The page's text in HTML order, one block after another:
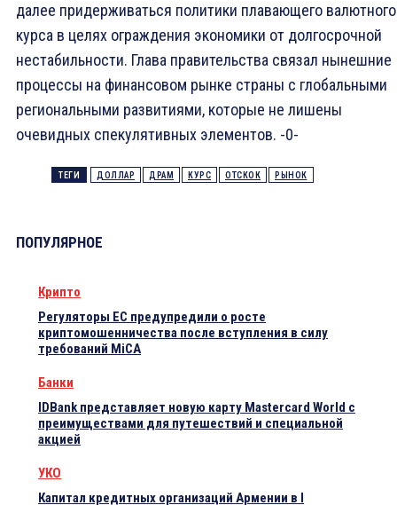
далее придерживаться политики плавающего валютного
курса в целях ограждения экономики от долгосрочной
нестабильности. Глава правительства связал нынешние
процессы на финансовом рынке страны с глобальными
региональными развитиями, которые не лишены
очевидных спекулятивных элементов. -0-
ТЕГИ ДОЛЛАР ДРАМ КУРС ОТСКОК РЫНОК
ПОПУЛЯРНОЕ
Крипто
Регуляторы ЕС предупредили о росте
криптомошенничества после вступления в силу
требований MiCA
Банки
IDBank представляет новую карту Mastercard World с
преимуществами для путешествий и специальной
акцией
УКО
Капитал кредитных организаций Армении в I